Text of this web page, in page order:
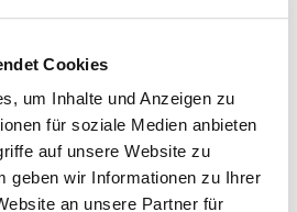
Cookies
um Inhalte und Anzeigen zu
für soziale Medien anbieten
auf unsere Website zu
geben wir Informationen zu Ihrer
an unsere Partner für
2010er Viña Falernia,
Elqui Valley
trocken
Durchschnittliche Bewertung von 5
17,95 €